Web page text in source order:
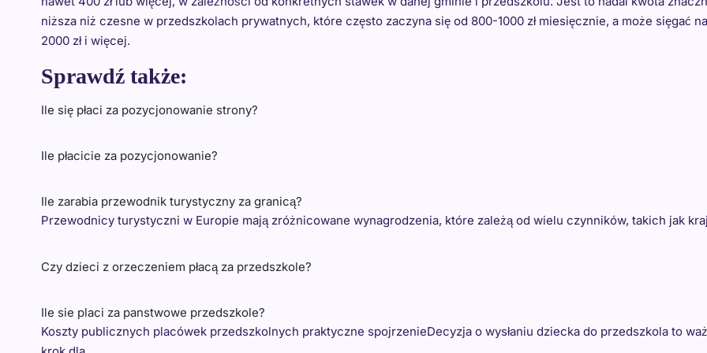
niższa niż czesne w przedszkolach prywatnych, które często zaczyna się od 800-1000 zł miesięcznie, a może sięgać
2000 zł i więcej.
Sprawdź także:
Ile się płaci za pozycjonowanie strony?
Ile płacicie za pozycjonowanie?
Ile zarabia przewodnik turystyczny za granicą?
Przewodnicy turystyczni w Europie mają zróżnicowane wynagrodzenia, które zależą od wielu czynników, takich jak
Czy dzieci z orzeczeniem płacą za przedszkole?
Ile sie placi za panstwowe przedszkole?
Koszty publicznych placówek przedszkolnych praktyczne spojrzenieDecyzja o wysłaniu dziecka do przedszkola to